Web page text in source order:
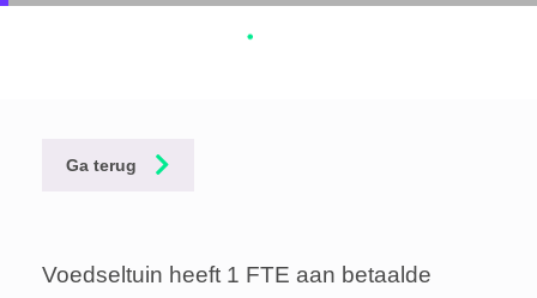
content
Ga terug
Voedseltuin heeft 1 FTE aan betaalde